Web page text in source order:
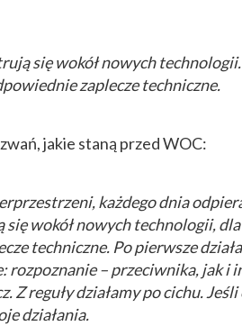
się wokół nowych
zaplecze techniczne.
jakie staną przed WOC:
każdego dnia
się wokół nowych technologii,
techniczne. Po pierwsze
rozpoznanie – przeciwnika, jak i
Z reguły działamy po cichu. Jeśli
działania.